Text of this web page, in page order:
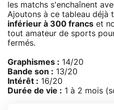
les matchs s'enchaînent
Ajoutons à ce tableau déjà
inférieur à 300 francs et
tout amateur de sports
fermés.
Graphismes : 14/20
Bande son : 13/20
Intérêt : 16/20
Durée de vie : 1 à 2 mois